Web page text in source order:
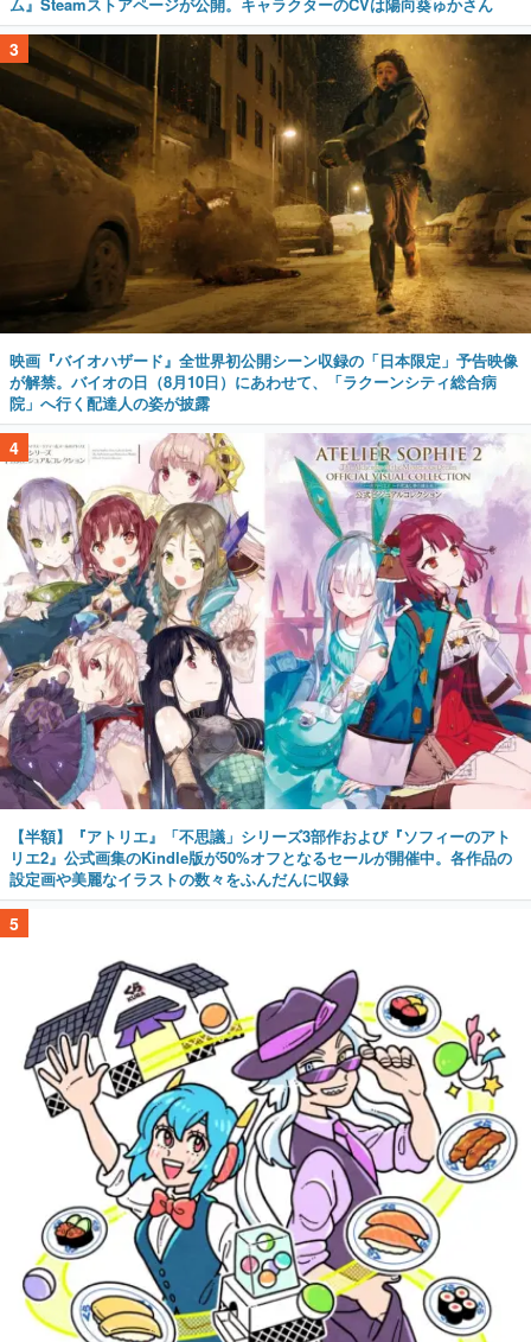
3
映画『バイオハザード』全世界初公開シーン収録の「日本限定」予告映像
が解禁。バイオの日（8月10日）にあわせて、「ラクーンシティ総合病
院」へ行く配達人の姿が披露
4
【半額】『アトリエ』「不思議」シリーズ3部作および『ソフィーのアト
リエ2』公式画集のKindle版が50%オフとなるセールが開催中。各作品の
設定画や美麗なイラストの数々をふんだんに収録
5